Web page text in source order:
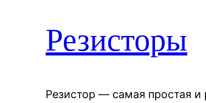
Резисторы
Резистор — самая простая и